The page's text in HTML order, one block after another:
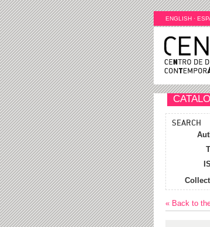
ENGLISH ·
SEARCH
« Back to